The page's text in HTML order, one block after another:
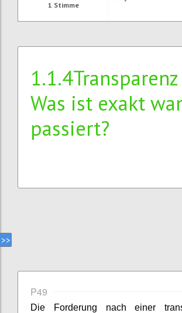
1 Stimme
1.1.4Transparenz
Was ist exakt
passiert?
P49
Die Forderung nach einer